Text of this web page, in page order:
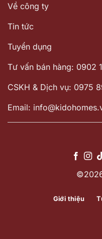
Về công ty
Tin tức
Tuyển dụng
Tư vấn bán hàng: 0902
CSKH & Dịch vụ: 0975
Email:
Giới thiệu